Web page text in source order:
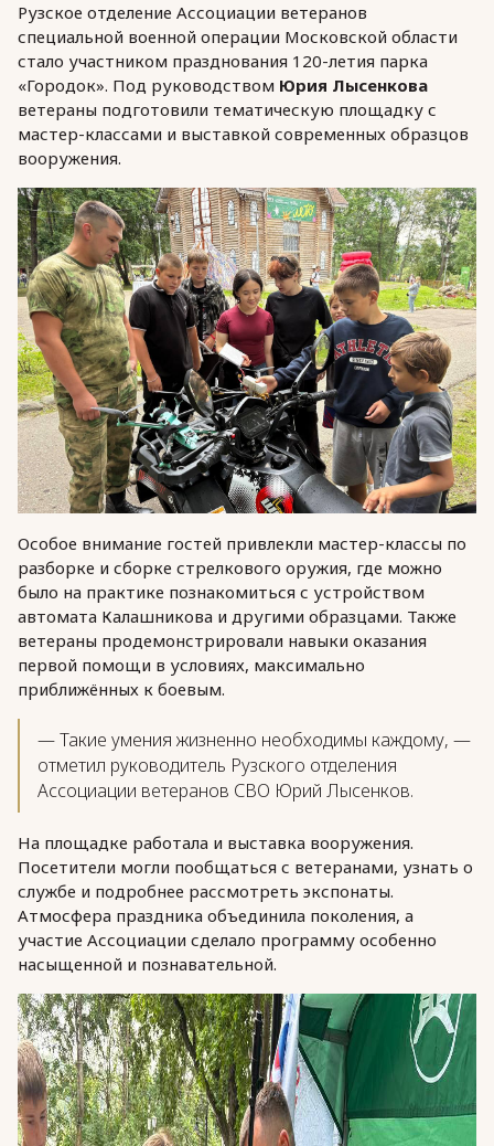
Рузское отделение Ассоциации ветеранов
специальной военной операции Московской области
стало участником празднования 120-летия парка
«Городок». Под руководством Юрия Лысенкова
ветераны подготовили тематическую площадку с
мастер-классами и выставкой современных образцов
вооружения.
Особое внимание гостей привлекли мастер-классы по
разборке и сборке стрелкового оружия, где можно
было на практике познакомиться с устройством
автомата Калашникова и другими образцами. Также
ветераны продемонстрировали навыки оказания
первой помощи в условиях, максимально
приближённых к боевым.
— Такие умения жизненно необходимы каждому, —
отметил руководитель Рузского отделения
Ассоциации ветеранов СВО Юрий Лысенков.
На площадке работала и выставка вооружения.
Посетители могли пообщаться с ветеранами, узнать о
службе и подробнее рассмотреть экспонаты.
Атмосфера праздника объединила поколения, а
участие Ассоциации сделало программу особенно
насыщенной и познавательной.